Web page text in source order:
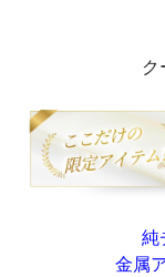
純
金属